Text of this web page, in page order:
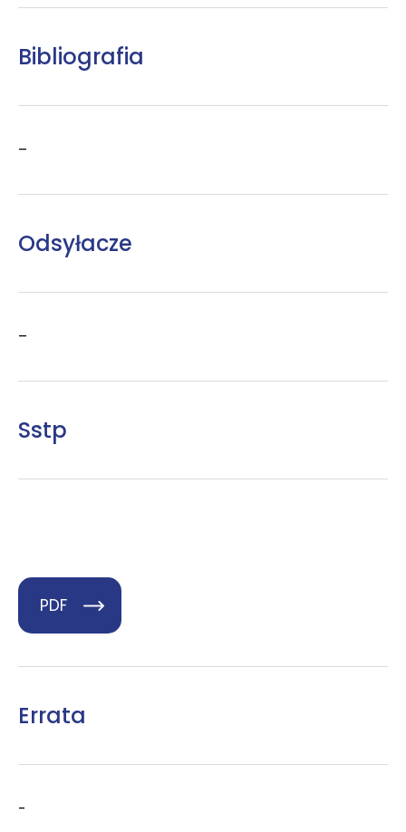
Bibliografia
–
Odsyłacze
–
Sstp
PDF
Errata
-